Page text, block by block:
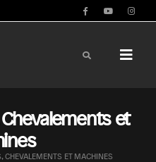
et
CHEVALEMENTS ET MACHINES